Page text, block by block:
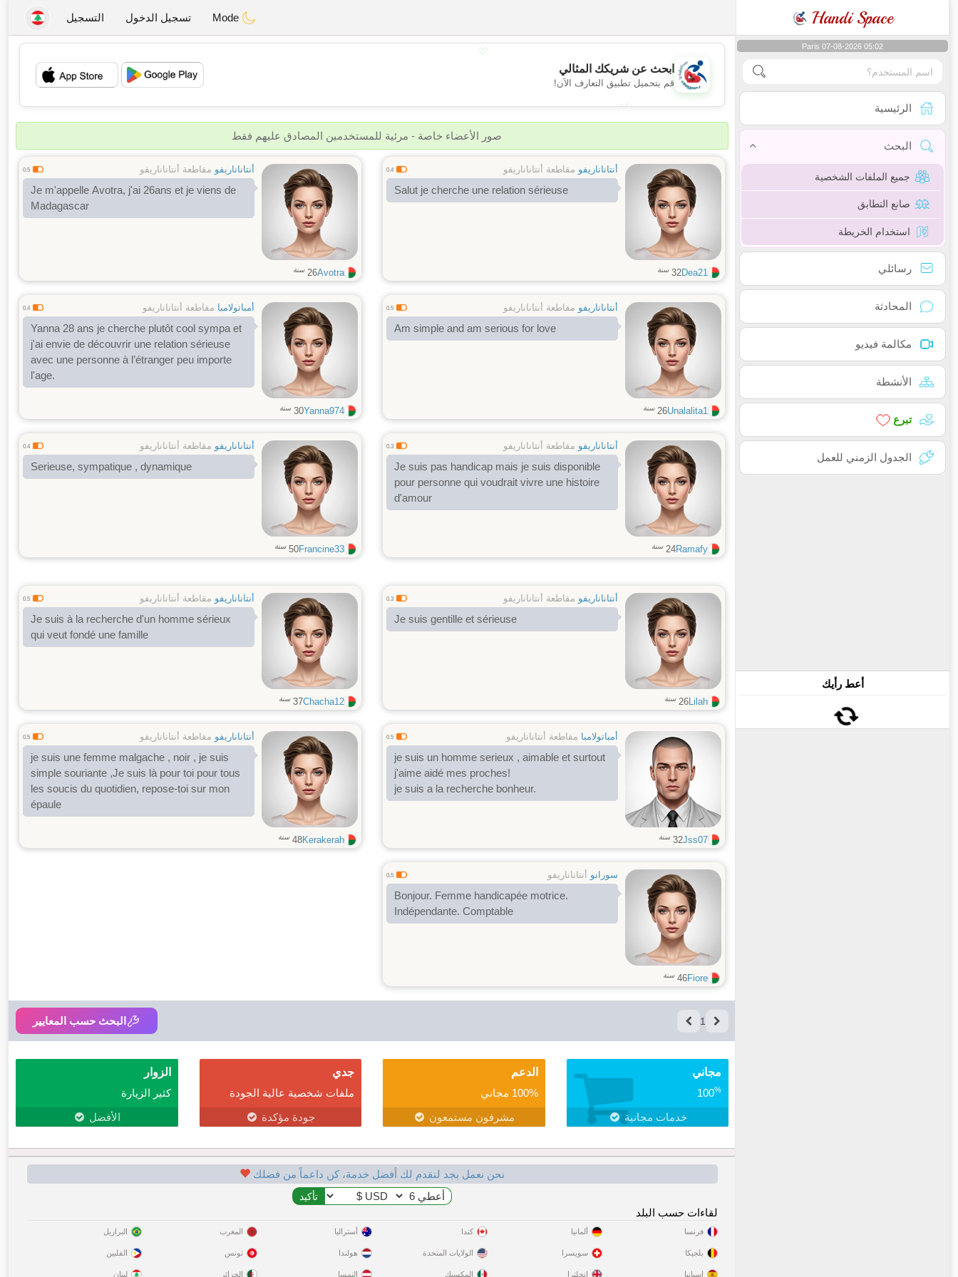
Handi Space تسجيل الدخول التسجيل
Paris 07-08-2026 05:02
الرئيسية
البحث
جميع الملفات الشخصية
صانع التطابق
استخدام الخريطة
رسائلي
المحادثة
مكالمة فيديو
الأنشطة
تبرع
الجدول الزمني للعمل
أعط رأيك
💖
💕
ابحث عن شريكك المثالي
قم بتحميل تطبيق التعارف الآن!
صور الأعضاء خاصة - مرئية للمستخدمين المصادق عليهم فقط
أنتاناناريفو مقاطعة أنتاناناريفو 0.4
Salut je cherche une relation sérieuse
Dea21
32 سنة
أنتاناناريفو مقاطعة أنتاناناريفو 0.5
Je m'appelle Avotra, j'ai 26ans et je viens de
Madagascar
Avotra
26 سنة
أنتاناناريفو مقاطعة أنتاناناريفو 0.5
Am simple and am serious for love
Unalalita1
26 سنة
أمباتولامبا مقاطعة أنتاناناريفو 0.4
Yanna 28 ans je cherche plutôt cool sympa et
j'ai envie de découvrir une relation sérieuse
avec une personne à l’étranger peu importe
l'age.
Yanna974
30 سنة
أنتاناناريفو مقاطعة أنتاناناريفو 0.3
Je suis pas handicap mais je suis disponible
pour personne qui voudrait vivre une histoire
d'amour
Ramafy
24 سنة
أنتاناناريفو مقاطعة أنتاناناريفو 0.4
Serieuse, sympatique , dynamique
Francine33
50 سنة
أنتاناناريفو مقاطعة أنتاناناريفو 0.3
Je suis gentille et sérieuse
Lilah
26 سنة
أنتاناناريفو مقاطعة أنتاناناريفو 0.5
Je suis à la recherche d'un homme sérieux
qui veut fondé une famille
Chacha12
37 سنة
أمباتولامبا مقاطعة أنتاناناريفو 0.5
je suis un homme serieux , aimable et surtout
j'aime aidé mes proches!
je suis a la recherche bonheur.
Jss07
32 سنة
أنتاناناريفو مقاطعة أنتاناناريفو 0.5
je suis une femme malgache , noir , je suis
simple souriante ,Je suis là pour toi pour tous
les soucis du quotidien, repose-toi sur mon
épaule
Kerakerah
48 سنة
سورانو أنتاناناريفو 0.5
Bonjour. Femme handicapée motrice.
Indépendante. Comptable
Fiore
46 سنة
1 البحث حسب المعايير
مجاني
100%
خدمات مجانية
الدعم
100% مجاني
مشرفون مستمعون
جدي
ملفات شخصية عالية الجودة
جودة مؤكدة
الزوار
كثير الزيارة
الأفضل
نحن نعمل بجد لنقدم لك أفضل خدمة، كن داعماً من فضلك
لقاءات حسب البلد
فرنسا
بلجيكا
إسبانيا
ألمانيا
سويسرا
إنجلترا
كندا
الولايات المتحدة
المكسيك
أستراليا
هولندا
النمسا
المغرب
تونس
الجزائر
البرازيل
الفلبين
لبنان